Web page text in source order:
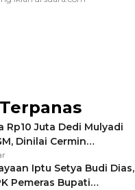
Rp10 Juta Dedi Mulyadi
Dinilai Cermin
Jamin Keamanan
Iptu Setya Budi Dias,
Pemeras Bupati